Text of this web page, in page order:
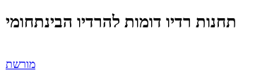
תחנות רדיו דומות להרדיו הבינתחומי
מורשת